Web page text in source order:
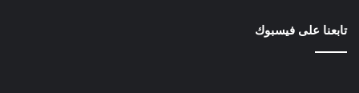
تابعنا على فيسبوك